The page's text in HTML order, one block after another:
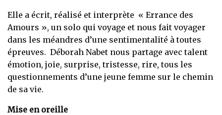
Elle a écrit, réalisé et interprète « Errance des
Amours », un solo qui voyage et nous fait voyager
dans les méandres d’une sentimentalité à toutes
épreuves. Déborah Nabet nous partage avec talent
émotion, joie, surprise, tristesse, rire, tous les
questionnements d’une jeune femme sur le chemin
de sa vie.
Mise en oreille